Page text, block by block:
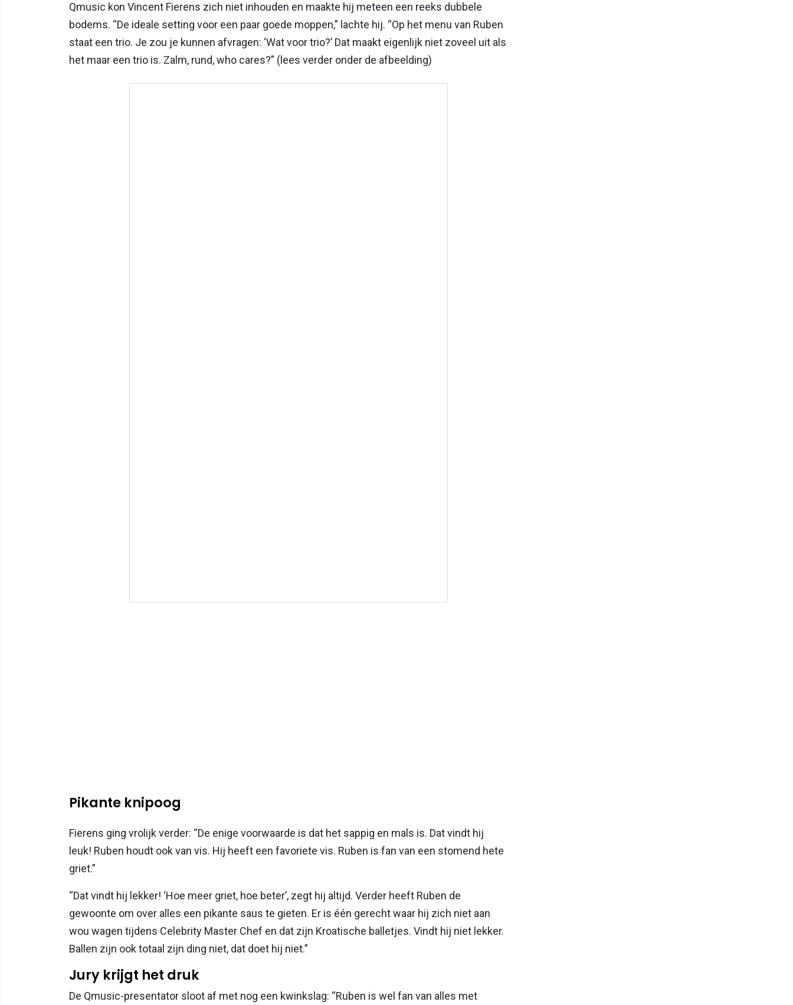
Qmusic kon Vincent Fierens zich niet inhouden en maakte hij meteen een reeks dubbele
bodems. “De ideale setting voor een paar goede moppen,” lachte hij. “Op het menu van Ruben
staat een trio. Je zou je kunnen afvragen: ‘Wat voor trio?’ Dat maakt eigenlijk niet zoveel uit als
het maar een trio is. Zalm, rund, who cares?” (lees verder onder de afbeelding)
Pikante knipoog
Fierens ging vrolijk verder: “De enige voorwaarde is dat het sappig en mals is. Dat vindt hij
leuk! Ruben houdt ook van vis. Hij heeft een favoriete vis. Ruben is fan van een stomend hete
griet.”
“Dat vindt hij lekker! ‘Hoe meer griet, hoe beter’, zegt hij altijd. Verder heeft Ruben de
gewoonte om over alles een pikante saus te gieten. Er is één gerecht waar hij zich niet aan
wou wagen tijdens Celebrity Master Chef en dat zijn Kroatische balletjes. Vindt hij niet lekker.
Ballen zijn ook totaal zijn ding niet, dat doet hij niet.”
Jury krijgt het druk
De Qmusic-presentator sloot af met nog een kwinkslag: “Ruben is wel fan van alles met